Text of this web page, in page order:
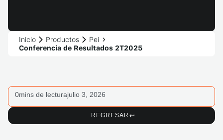
Inicio Productos Pei
Conferencia de Resultados 2T2025
0mins de lecturajulio 3, 2026
REGRESAR